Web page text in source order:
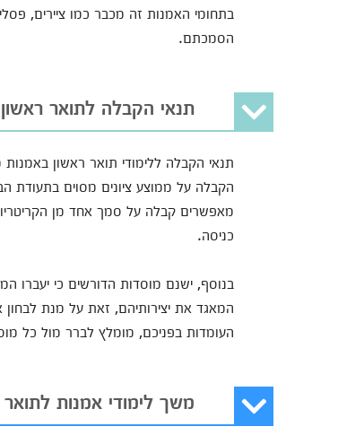
בתחומי האמנות זה מכבר כמו ציירים,
הסמכתם.
תנאי הקבלה לתואר
תנאי הקבלה ללימודי תואר ראשון
הקבלה על ממוצע ציונים מסוים בתעודת
מאפשרים קבלה על סמך אחד מן
כניסה.
בנוסף, ישנם מוסדות הדורשים כי יעברו
המאגד את יצירותיהם, זאת על מנת
העומדות בפניכם, מומלץ לברר מול כל
משך לימודי אמנות לתואר